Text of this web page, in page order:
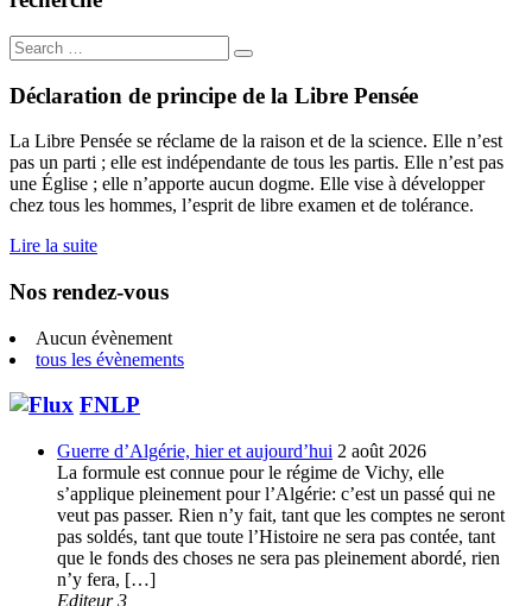
Search
for:
Déclaration de principe de la Libre Pensée
La Libre Pensée se réclame de la raison et de la science. Elle n’est
pas un parti ; elle est indépendante de tous les partis. Elle n’est pas
une Église ; elle n’apporte aucun dogme. Elle vise à développer
chez tous les hommes, l’esprit de libre examen et de tolérance.
Lire la suite
Nos rendez-vous
Aucun évènement
tous les évènements
FNLP
Guerre d’Algérie, hier et aujourd’hui 2 août 2026
La formule est connue pour le régime de Vichy, elle
s’applique pleinement pour l’Algérie: c’est un passé qui ne
veut pas passer. Rien n’y fait, tant que les comptes ne seront
pas soldés, tant que toute l’Histoire ne sera pas contée, tant
que le fonds des choses ne sera pas pleinement abordé, rien
n’y fera, […]
Editeur 3